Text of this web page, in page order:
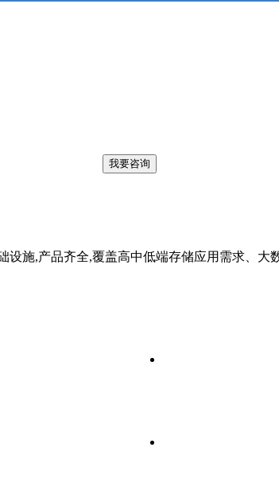
施,产品齐全,覆盖高中低端存储应用需求、大